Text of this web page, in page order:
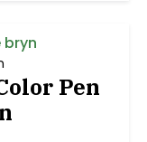
Pen